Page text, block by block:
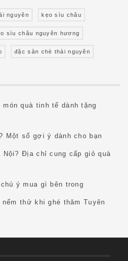
nguyên kẹo sìu châu
sìu châu nguyên hương
đặc sản chè thái nguyên
quà tinh tế dành tặng
Một số gợi ý dành cho bạn
Nội? Địa chỉ cung cấp giỏ quà
ý mua gì bên trong
thử khi ghé thăm Tuyên